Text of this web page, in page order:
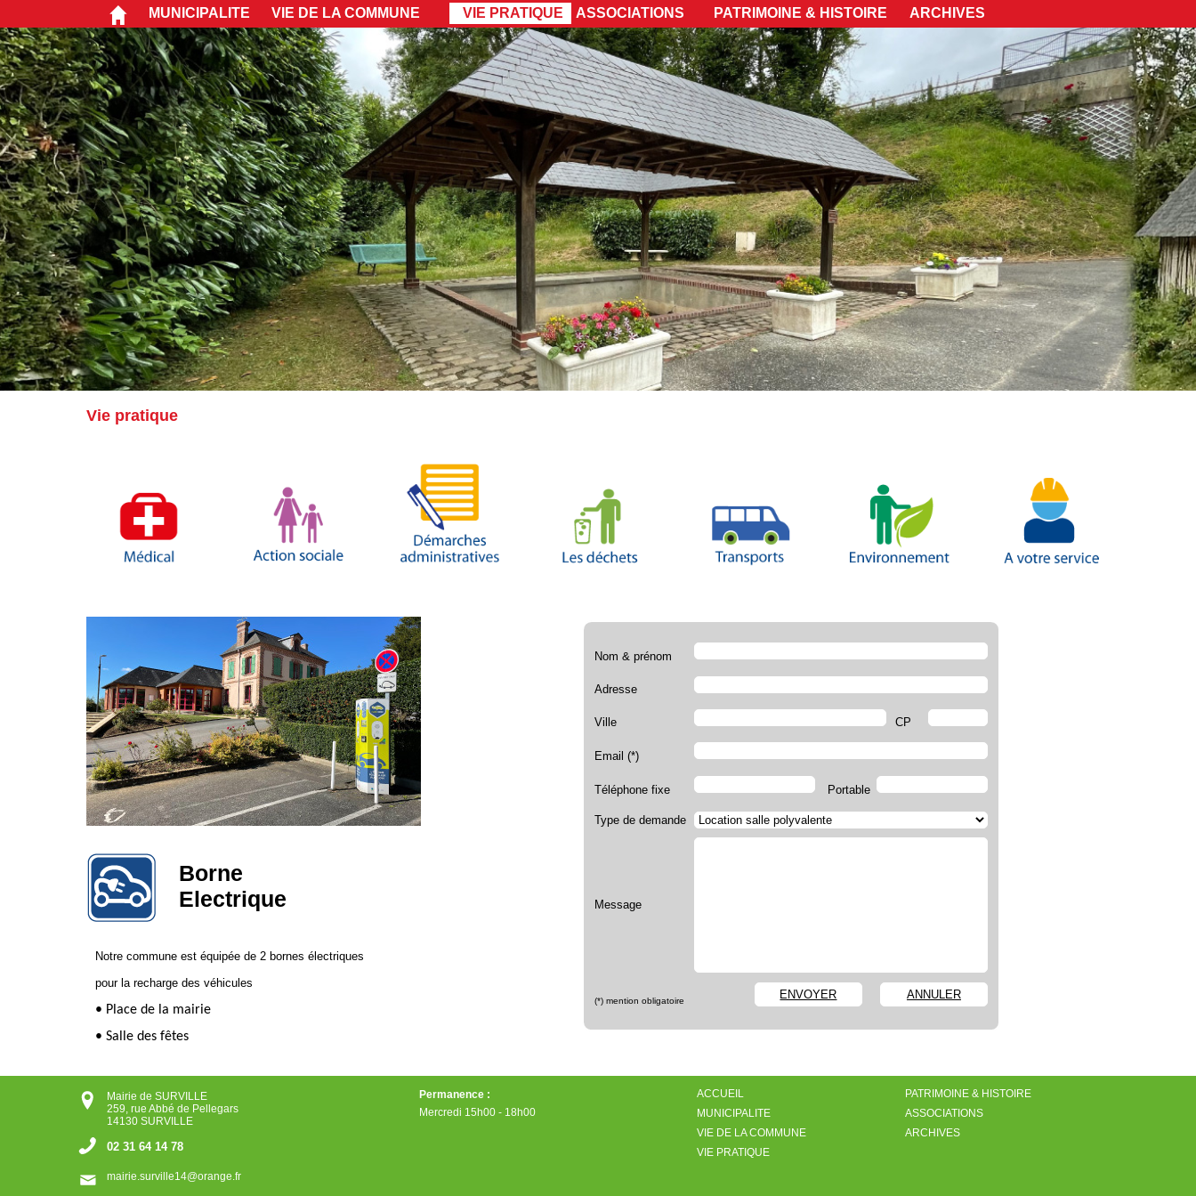
MUNICIPALITE VIE DE LA COMMUNE VIE PRATIQUE ASSOCIATIONS PATRIMOINE & HISTOIRE ARCHIVES
Vie pratique
Borne
Electrique
Notre commune est équipée de 2 bornes électriques
pour la recharge des véhicules
• Place de la mairie
• Salle des fêtes
Nom & prénom
Adresse
Ville CP
Email (*)
Téléphone fixe Portable
Type de demande
Message
(*) mention obligatoire ENVOYER ANNULER
Mairie de SURVILLE
259, rue Abbé de Pellegars
14130 SURVILLE
02 31 64 14 78
mairie.surville14@orange.fr
Permanence :
Mercredi 15h00 - 18h00
ACCUEIL
PATRIMOINE & HISTOIRE
MUNICIPALITE
ASSOCIATIONS
VIE DE LA COMMUNE
ARCHIVES
VIE PRATIQUE